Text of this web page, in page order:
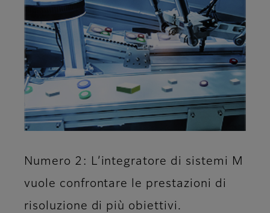
Numero 2: L’integratore di sistemi M
vuole confrontare le prestazioni di
risoluzione di più obiettivi.